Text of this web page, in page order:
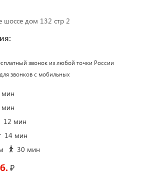
шоссе дом 132 стр 2
звонок из любой точки России
для звонков с мобильных
мин
мин
12 мин
14 мин
30 мин
₽